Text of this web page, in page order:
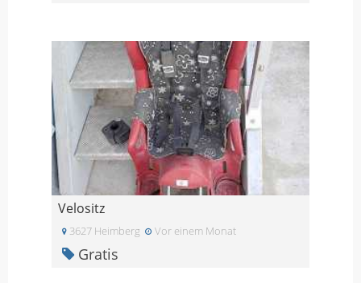
Velositz
3627 Heimberg Vor einem Monat
Gratis